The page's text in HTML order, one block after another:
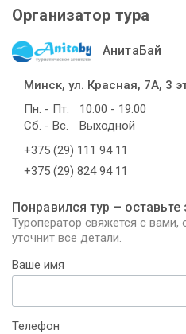
Организатор тура
АнитаБай
Минск, ул. Красная, 7А, 3
Пн. - Пт.
10:00 - 19:00
Сб. - Вс.
Выходной
+375 (29) 111 94 11
+375 (29) 824 94 11
Понравился тур – оставьте
Туроператор свяжется с
уточнит все детали.
Ваше имя
Телефон